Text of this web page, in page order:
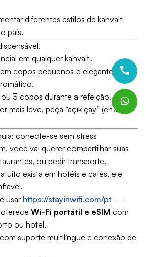
diferentes estilos de kahvaltı
país.
em qualquer kahvaltı.
copos pequenos e elegantes, tem
3 copos durante a refeição.
mais leve, peça “açık çay” (chá
conecte-se sem stress
você vai querer compartilhar suas
ou pedir transporte.
exista em hotéis e cafés, ele
usar https://stayinwifi.com/pt —
Wi-Fi portátil e eSIM com
ou hotel.
suporte multilíngue e conexão de